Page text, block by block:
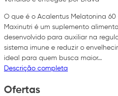
O que é o Acalentus Melatonina
Maxinutri é um suplemento
desenvolvido para auxiliar na
sistema imune e reduzir o
ideal para quem busca maior…
Descrição completa
Ofertas